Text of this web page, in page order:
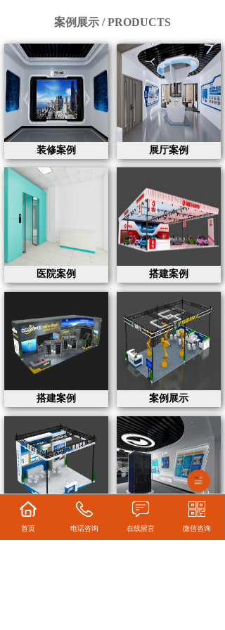
案例展示 / PRODUCTS
装修案例 展厅案例
医院案例 搭建案例
搭建案例 案例展示
展台搭建案例 济南展厅设计
首页 电话咨询 在线留言 微信咨询